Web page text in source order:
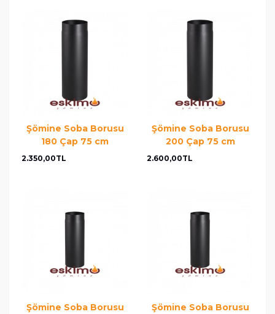
Şömine Soba Borusu
180 Çap 75 cm
2.350,00TL
Şömine Soba Borusu
200 Çap 75 cm
2.600,00TL
Şömine Soba Borusu
Şömine Soba Borusu